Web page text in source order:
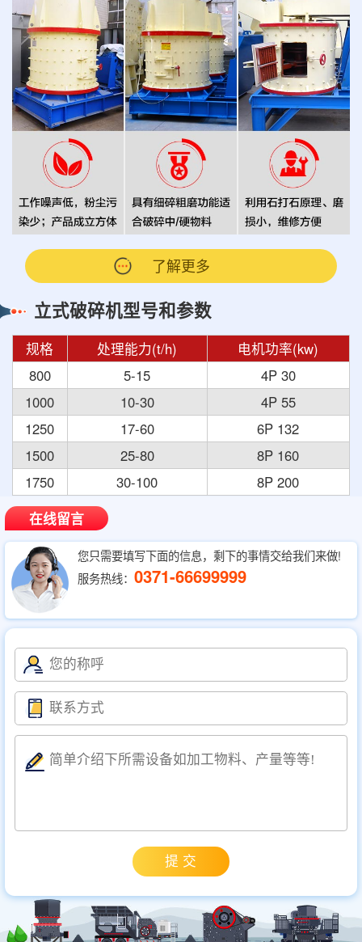
了解更多
立式破碎机型号和参数
规格 处理能力(t/h)
电机功率(kw)
800
5-15
4P 30
1000
10-30
4P 55
1250
17-60
6P 132
1500
25-80
8P 160
1750
30-100
8P 200
在线留言
您只需要填写下面的信息，剩下的事情交给我们来做!
服务热线： 0371-66699999